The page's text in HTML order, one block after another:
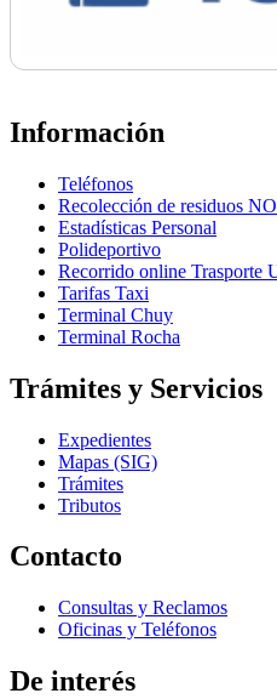
Información
Teléfonos
Recolección de residuos
Estadísticas Personal
Polideportivo
Recorrido online Trasporte
Tarifas Taxi
Terminal Chuy
Terminal Rocha
Trámites y Servicios
Expedientes
Mapas (SIG)
Trámites
Tributos
Contacto
Consultas y Reclamos
Oficinas y Teléfonos
De interés